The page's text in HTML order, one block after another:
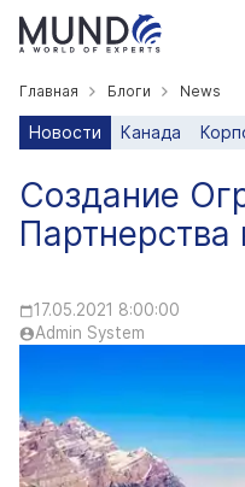
Главная Блоги News
Новости Канада
Создание
Партнерства
17.05.2021 8:00:00
Admin System